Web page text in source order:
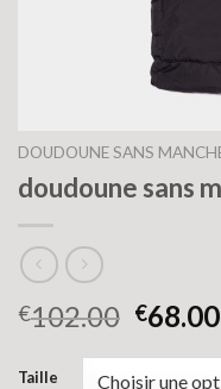
DOUDOUNE SANS
doudoune sans
€102.00 €68.00
Taille